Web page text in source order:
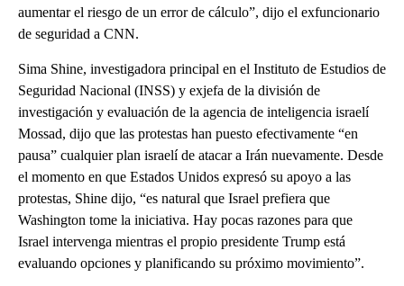
aumentar el riesgo de un error de cálculo”, dijo el exfuncionario
de seguridad a CNN.
Sima Shine, investigadora principal en el Instituto de Estudios de
Seguridad Nacional (INSS) y exjefa de la división de
investigación y evaluación de la agencia de inteligencia israelí
Mossad, dijo que las protestas han puesto efectivamente “en
pausa” cualquier plan israelí de atacar a Irán nuevamente. Desde
el momento en que Estados Unidos expresó su apoyo a las
protestas, Shine dijo, “es natural que Israel prefiera que
Washington tome la iniciativa. Hay pocas razones para que
Israel intervenga mientras el propio presidente Trump está
evaluando opciones y planificando su próximo movimiento”.